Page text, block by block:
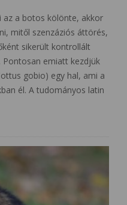
az a botos kölönte, akkor
mitől szenzáziós áttörés,
sikerült kontrollált
emiatt kezdjük
gobio) egy hal, ami a
él. A tudományos latin